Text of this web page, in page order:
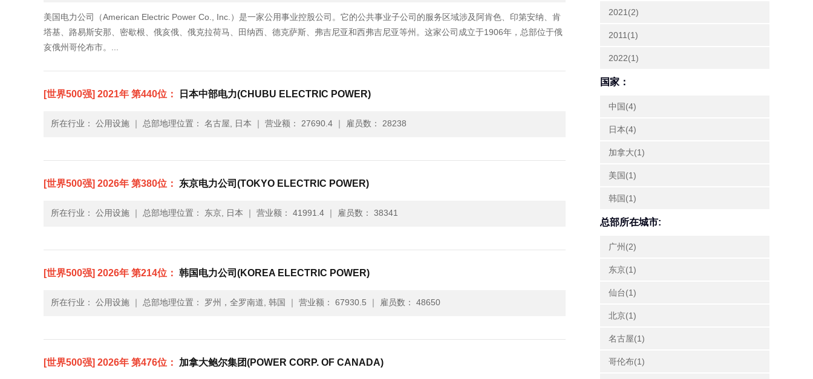
美国电力公司（American Electric Power Co., Inc.）是一家公用事业控股公司。它的公共事业子公司的服务区域涉及阿肯色、印第安纳、肯
塔基、路易斯安那、密歇根、俄亥俄、俄克拉荷马、田纳西、德克萨斯、弗吉尼亚和西弗吉尼亚等州。这家公司成立于1906年，总部位于俄
亥俄州哥伦布市。...
[世界500强] 2021年 第440位： 日本中部电力(CHUBU ELECTRIC POWER)
所在行业： 公用设施 ｜ 总部地理位置： 名古屋, 日本 ｜ 营业额： 27690.4 ｜ 雇员数： 28238
[世界500强] 2026年 第380位： 东京电力公司(TOKYO ELECTRIC POWER)
所在行业： 公用设施 ｜ 总部地理位置： 东京, 日本 ｜ 营业额： 41991.4 ｜ 雇员数： 38341
[世界500强] 2026年 第214位： 韩国电力公司(KOREA ELECTRIC POWER)
所在行业： 公用设施 ｜ 总部地理位置： 罗州，全罗南道, 韩国 ｜ 营业额： 67930.5 ｜ 雇员数： 48650
[世界500强] 2026年 第476位： 加拿大鲍尔集团(POWER CORP. OF CANADA)
2021(2)
2011(1)
2022(1)
国家：
中国(4)
日本(4)
加拿大(1)
美国(1)
韩国(1)
总部所在城市:
广州(2)
东京(1)
仙台(1)
北京(1)
名古屋(1)
哥伦布(1)